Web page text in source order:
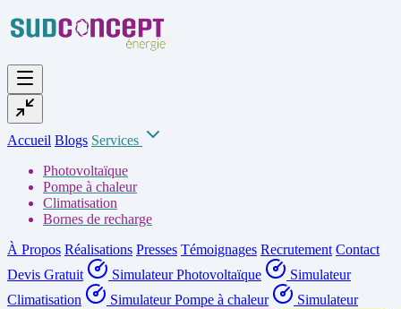
Accueil Blogs Services
Photovoltaïque
Pompe à chaleur
Climatisation
Bornes de recharge
À Propos Réalisations Presses Témoignages Recrutement Contact
Devis Gratuit
Simulateur Photovoltaïque
Simulateur
Climatisation
Simulateur Pompe à chaleur
Simulateur